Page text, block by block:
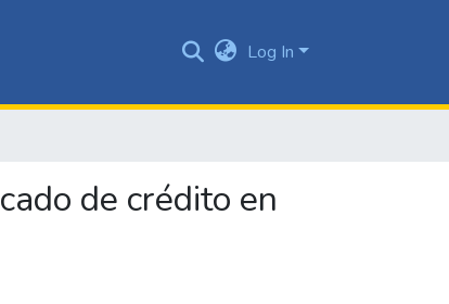
Log In
de crédito en